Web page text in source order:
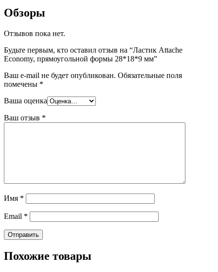
Обзоры
Отзывов пока нет.
Будьте первым, кто оставил отзыв на “Ластик Attache
Economy, прямоугольной формы 28*18*9 мм”
Ваш e-mail не будет опубликован. Обязательные поля
помечены *
Ваша оценка
Ваш отзыв *
Имя *
Email *
Похожие товары